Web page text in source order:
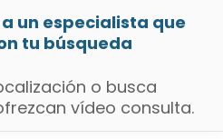
un especialista que
tu búsqueda
o busca
vídeo consulta.